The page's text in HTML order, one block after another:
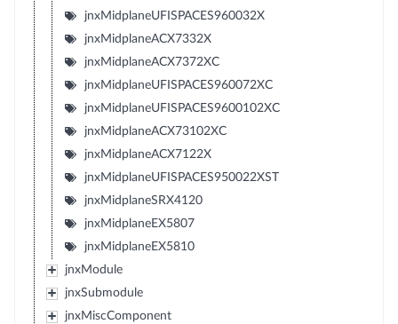
jnxMidplaneUFISPACES960032X
jnxMidplaneACX7332X
jnxMidplaneACX7372XC
jnxMidplaneUFISPACES960072XC
jnxMidplaneUFISPACES9600102XC
jnxMidplaneACX73102XC
jnxMidplaneACX7122X
jnxMidplaneUFISPACES950022XST
jnxMidplaneSRX4120
jnxMidplaneEX5807
jnxMidplaneEX5810
jnxModule
jnxSubmodule
jnxMiscComponent